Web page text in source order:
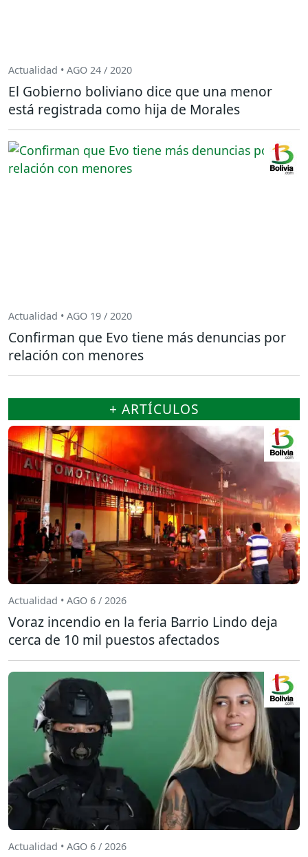
Actualidad • AGO 24 / 2020
El Gobierno boliviano dice que una menor
está registrada como hija de Morales
Actualidad • AGO 19 / 2020
Confirman que Evo tiene más denuncias por
relación con menores
+ ARTÍCULOS
Actualidad • AGO 6 / 2026
Voraz incendio en la feria Barrio Lindo deja
cerca de 10 mil puestos afectados
Actualidad • AGO 6 / 2026